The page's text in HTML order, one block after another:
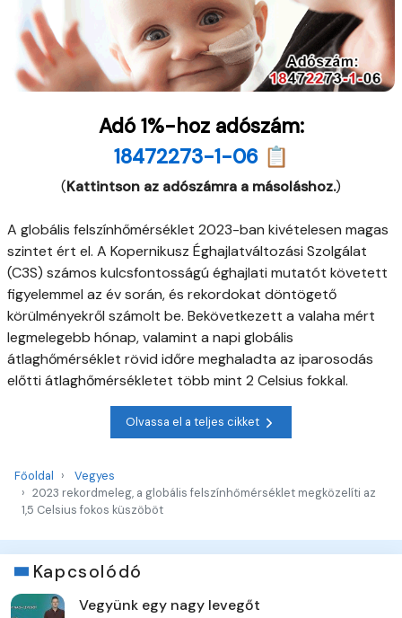
Adó 1%-hoz adószám:
18472273-1-06 📋
(Kattintson az adószámra a másoláshoz.)
A globális felszínhőmérséklet 2023-ban kivételesen magas
szintet ért el. A Kopernikusz Éghajlatváltozási Szolgálat
(C3S) számos kulcsfontosságú éghajlati mutatót követett
figyelemmel az év során, és rekordokat döntögető
körülményekről számolt be. Bekövetkezett a valaha mért
legmelegebb hónap, valamint a napi globális
átlaghőmérséklet rövid időre meghaladta az iparosodás
előtti átlaghőmérsékletet több mint 2 Celsius fokkal.
Olvassa el a teljes cikket
Főoldal
Vegyes
2023 rekordmeleg, a globális felszínhőmérséklet megközelíti az
1,5 Celsius fokos küszöböt
Kapcsolódó
Vegyünk egy nagy levegőt